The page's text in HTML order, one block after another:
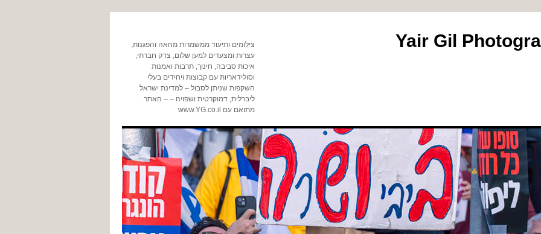
צילומים ותיעוד ממשמרות מחאה והפגנות,
עצרות ומצעדים למען שלום, צדק חברתי,
איכות סביבה, חינוך, תרבות ואמנות
וסולידאריות עם קבוצות ויחידים בעלי
השקפות שניתן לסבול – למדינת ישראל
ליברלית, דמוקרטית ושפויה – – האתר
מתואם עם www.YG.co.il